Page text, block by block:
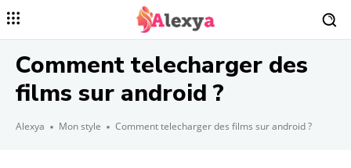
Comment telecharger des
films sur android ?
Alexya Mon style Comment telecharger des films sur android ?